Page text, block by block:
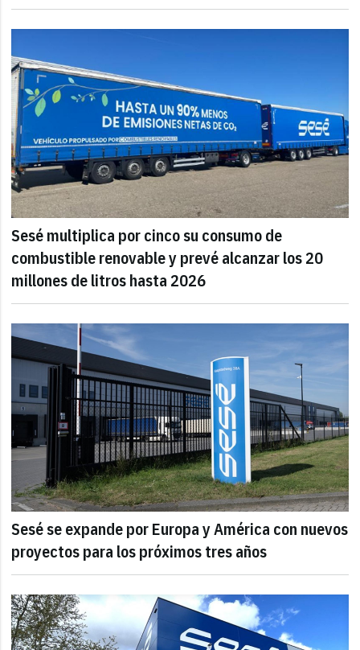
Sesé multiplica por cinco su consumo de
combustible renovable y prevé alcanzar los 20
millones de litros hasta 2026
Sesé se expande por Europa y América con nuevos
proyectos para los próximos tres años